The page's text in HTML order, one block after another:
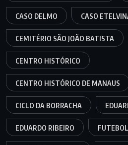
CASO DELMO CASO
CEMITÉRIO SÃO JOÃO BATISTA
CENTRO HISTÓRICO
CENTRO HISTÓRICO DE MANAUS
CICLO DA BORRACHA
EDUARDO RIBEIRO